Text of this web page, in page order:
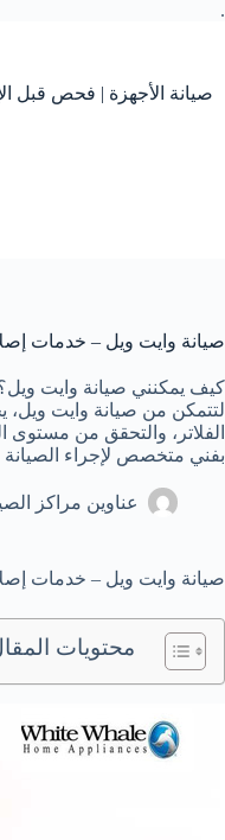
.
صيانة الأجهزة | فحص قبل
صيانة وايت ويل – خدمات
كيف يمكنني صيانة وايت
لتتمكن من صيانة وايت
الفلاتر، والتحقق من
بفني متخصص لإجراء الصيانة
عناوين مراكز
صيانة وايت ويل – خدمات
محتويات